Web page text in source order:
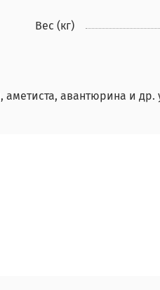
Вес (кг)
авантюрина и